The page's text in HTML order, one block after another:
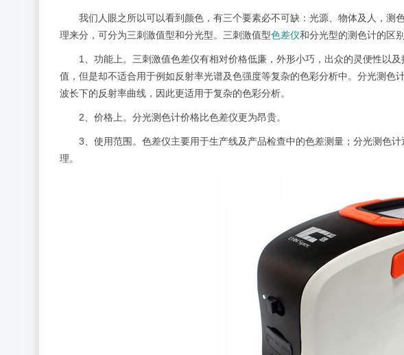
我们人眼之所以可以看到颜色，有三个要素必不可缺：光源、物体及人，测
理来分，可分为三刺激值型和分光型。三刺激值型色差仪和分光型的测色计的区
1、功能上。三刺激值色差仪有相对价格低廉，外形小巧，出众的灵便性以
值，但是却不适合用于例如反射率光谱及色强度等复杂的色彩分析中。分光测色
波长下的反射率曲线，因此更适用于复杂的色彩分析。
2、价格上。分光测色计价格比色差仪更为昂贵。
3、使用范围。色差仪主要用于生产线及产品检查中的色差测量；分光测色
理。